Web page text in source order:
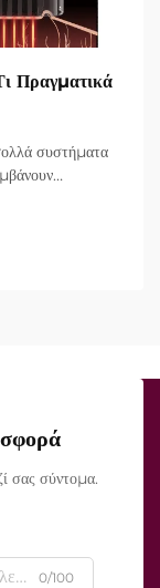
Πραγματικά
συστήματα
ακριβώς κατά
σας σύντομα.
0/100